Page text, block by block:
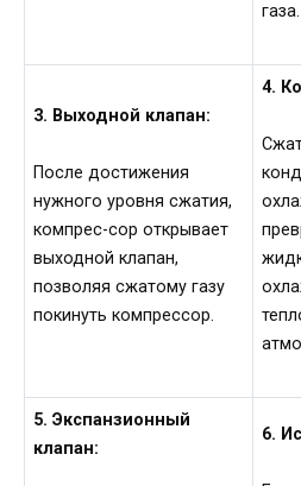
газа.
3. Выходной клапан:
После достижения
нужного уровня сжатия,
компрес-сор открывает
выходной клапан,
позволяя сжатому газу
покинуть компрессор.
4.
5. Экспанзионный
клапан:
6.